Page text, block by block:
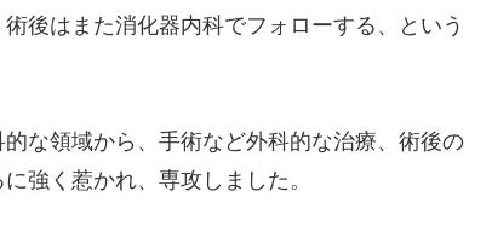
後はまた消化器内科でフォローする、という
な領域から、手術など外科的な治療、術後の
強く惹かれ、専攻しました。